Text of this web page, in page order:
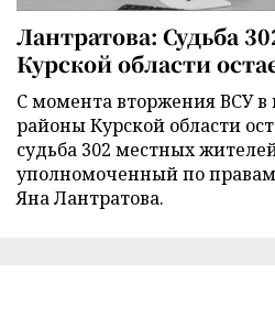
Лантратова: Судьба
Курской области
С момента вторжения ВСУ
районы Курской области
судьба 302 местных
уполномоченный по правам
Яна Лантратова.